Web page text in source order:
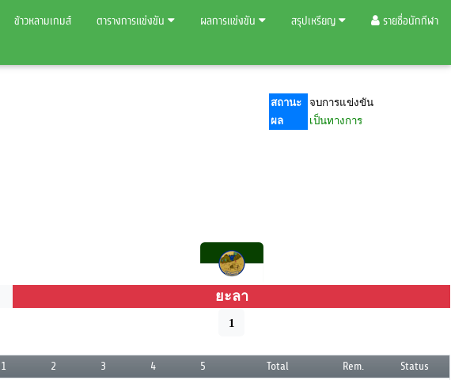
ข้าวหลามเกมส์ ตารางการแข่งขัน ผลการแข่งขัน สรุปเหรียญ รายชื่อนักกีฬา
สถานะ
จบการแข่งขัน
ผล
เป็นทางการ
ยะลา
1
1 2 3 4 5 Total Rem.
Status